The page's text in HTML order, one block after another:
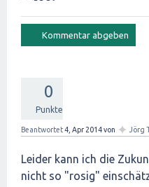
0
Punkte
Beantwortet4, Apr 2014von ✦ Jörg
Leider kann ich die
nicht so "rosig"